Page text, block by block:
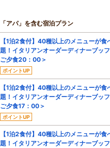
「アパ」を含む宿泊プラン
【1泊2食付】40種以上のメニューが食
題！イタリアンオーダーディナーブッ
ご夕食20：00＞
ポイントUP
【1泊2食付】40種以上のメニューが食
題！イタリアンオーダーディナーブッ
ご夕食17：00＞
ポイントUP
【1泊2食付】40種以上のメニューが食
題！イタリアンオーダーディナーブッ